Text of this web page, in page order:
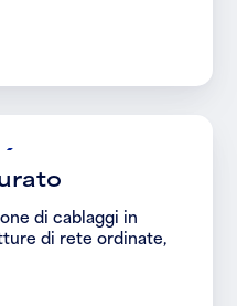
di cablaggi in
di rete ordinate,